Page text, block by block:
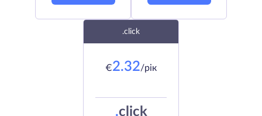
.click
€2.32/рік
.click